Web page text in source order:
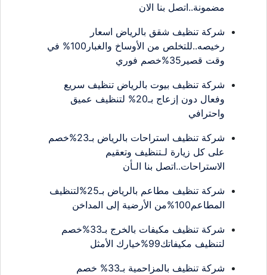
مضمونة..اتصل بنا الان
شركة تنظيف شقق بالرياض اسعار
رخيصه..للتخلص من الأوساخ والغبار100% في
وقت قصير35%خصم فوري
شركة تنظيف بيوت بالرياض تنظيف سريع
وفعال دون إزعاج بـ20% لتنظيف عميق
واحترافي
شركة تنظيف استراحات بالرياض بـ23%خصم
على كل زيارة لـتنظيف وتعقيم
الاستراحات..اتصل بنا الـأن
شركة تنظيف مطاعم بالرياض بـ25%لتنظيف
المطاعم100%من الأرضية إلى المداخن
شركة تنظيف مكيفات بالخرج بـ33%خصم
لتنظيف مكيفاتك99%خيارك الأمثل
شركة تنظيف بالمزاحمية بـ33% خصم